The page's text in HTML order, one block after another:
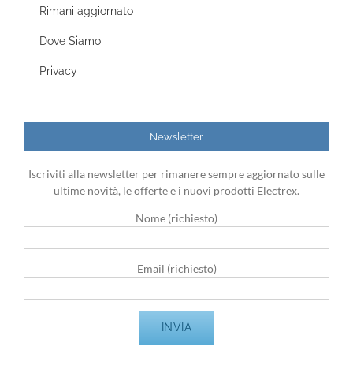
Rimani aggiornato
Dove Siamo
Privacy
Newsletter
Iscriviti alla newsletter per rimanere sempre aggiornato sulle
ultime novità, le offerte e i nuovi prodotti Electrex.
Nome (richiesto)
Email (richiesto)